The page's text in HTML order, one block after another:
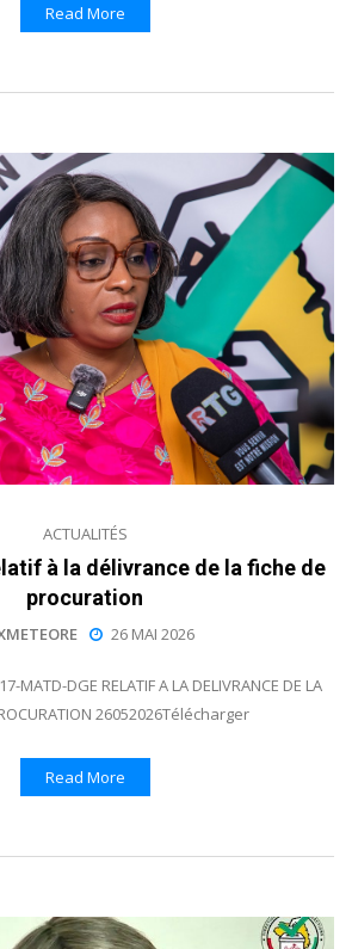
Read More
ACTUALITÉS
à la délivrance de la fiche de
procuration
26 MAI 2026
MATD-DGE RELATIF A LA DELIVRANCE DE LA
26052026Télécharger
Read More